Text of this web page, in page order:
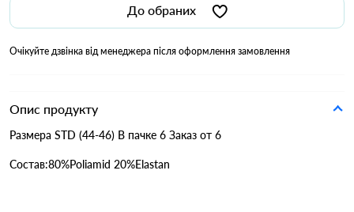
До обраних
Очікуйте дзвінка від менеджера після оформлення замовлення
Опис продукту
Размера STD (44-46) В пачке 6 Заказ от 6
Состав:80%Poliamid 20%Elastan